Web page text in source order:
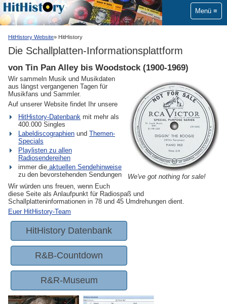
Menü
HitHistory Website HitHistory
Die Schallplatten-Informationsplattform
von Tin Pan Alley bis Woodstock (1900-1969)
We've got nothing for sale!
Wir sammeln Musik und Musikdaten
aus längst vergangenen Tagen für
Musikfans und Sammler.
Auf unserer Website findet Ihr unsere
HitHistory-Datenbank mit mehr als
400.000 Singles
Labeldiscographien und Themen-
Specials
Playlisten zu allen
Radiosendereihen
immer die aktuellen Sendehinweise
zu den bevorstehenden Sendungen
Wir würden uns freuen, wenn Euch
diese Seite als Anlaufpunkt für Radiospaß und
Schallplatteninformationen in 78 und 45 Umdrehungen dient.
Euer HitHistory-Team
HitHistory Datenbank
R&B-Countdown
R&R-Museum